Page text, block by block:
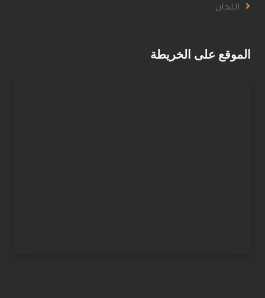
اللجان
الموقع على الخريطة